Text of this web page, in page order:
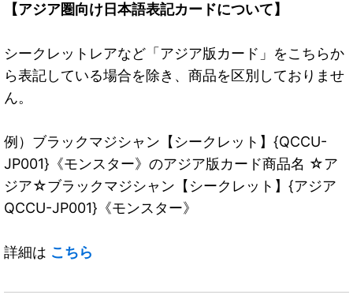
【アジア圏向け日本語表記カードについて】
シークレットレアなど「アジア版カード」をこちらか
ら表記している場合を除き、商品を区別しておりませ
ん。
例）ブラックマジシャン【シークレット】{QCCU-
JP001}《モンスター》のアジア版カード商品名 ☆ア
ジア☆ブラックマジシャン【シークレット】{アジア
QCCU-JP001}《モンスター》
詳細は こちら